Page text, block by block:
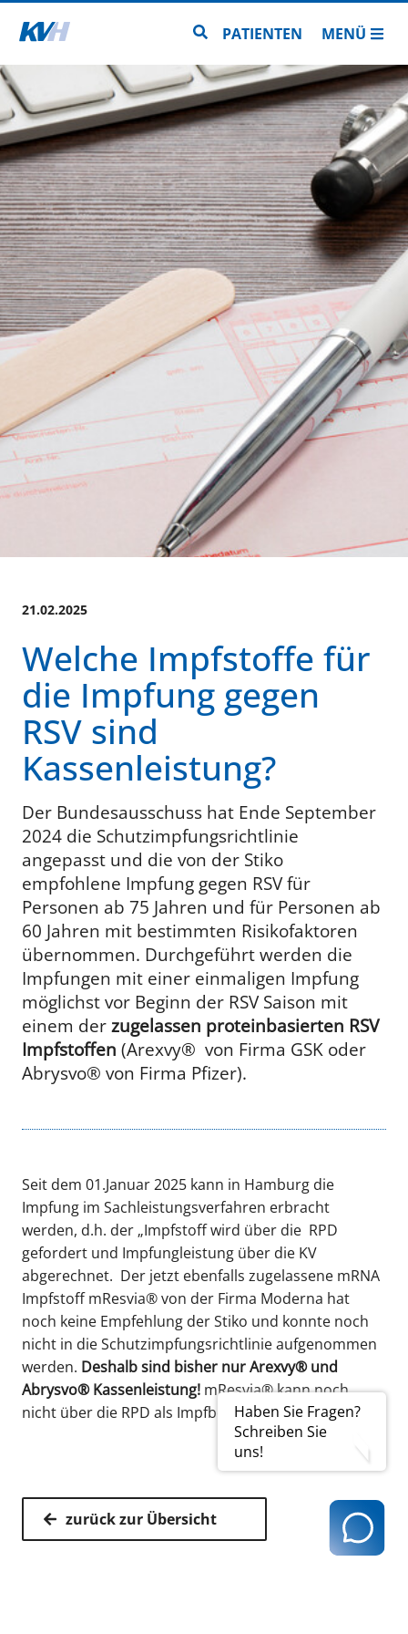
Zur Startseite Zur Seitensuche
PATIENTEN MENÜ
Haben Sie Fragen?
Schreiben Sie
uns!
21.02.2025
Welche Impfstoffe für
die Impfung gegen
RSV sind
Kassenleistung?
Der Bundesausschuss hat Ende September
2024 die Schutzimpfungsrichtlinie
angepasst und die von der Stiko
empfohlene Impfung gegen RSV für
Personen ab 75 Jahren und für Personen ab
60 Jahren mit bestimmten Risikofaktoren
übernommen. Durchgeführt werden die
Impfungen mit einer einmaligen Impfung
möglichst vor Beginn der RSV Saison mit
einem derzugelassen proteinbasierten RSV
Impfstoffen (Arexvy® von Firma GSK oder
Abrysvo® von Firma Pfizer).
Seit dem 01.Januar 2025 kann in Hamburg die
Impfung im Sachleistungsverfahren erbracht
werden, d.h. der „Impfstoff wird über die RPD
gefordert und Impfungleistung über die KV
abgerechnet. Der jetzt ebenfalls zugelassene mRNA
Impfstoff mResvia® von der Firma Moderna hat
noch keine Empfehlung der Stiko und konnte noch
nicht in die Schutzimpfungsrichtlinie aufgenommen
werden. Deshalb sind bisher nur Arexvy® und
Abrysvo® Kassenleistung! mResvia® kann noch
nicht über die RPD als Impfbedarf bezogen werden!
zurück zur Übersicht